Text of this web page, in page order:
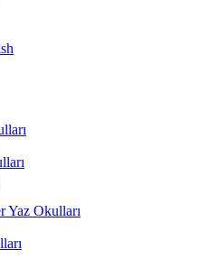
Yaz Okulları